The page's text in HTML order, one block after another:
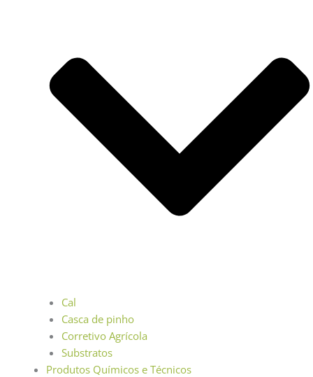
Cal
Casca de pinho
Corretivo Agrícola
Substratos
Produtos Químicos e Técnicos